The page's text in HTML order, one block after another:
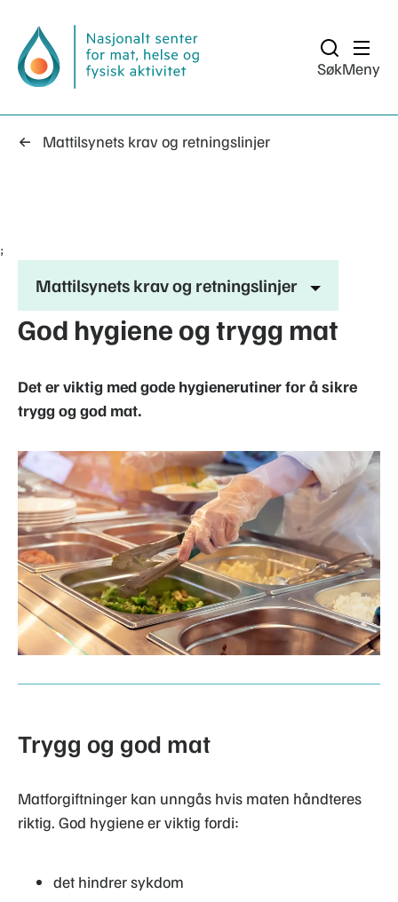
SøkMeny
Mattilsynets krav og retningslinjer
;
Mattilsynets krav og retningslinjer
God hygiene og trygg mat
Det er viktig med gode hygienerutiner for å sikre
trygg og god mat.
Trygg og god mat
Matforgiftninger kan unngås hvis maten håndteres
riktig. God hygiene er viktig fordi:
det hindrer sykdom